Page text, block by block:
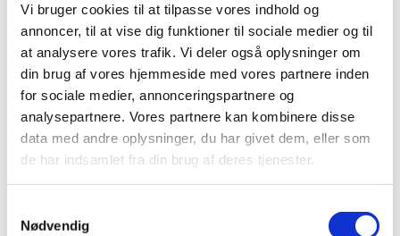
Vi bruger cookies til at tilpasse vores indhold og
annoncer, til at vise dig funktioner til sociale medier og til
at analysere vores trafik. Vi deler også oplysninger om
din brug af vores hjemmeside med vores partnere inden
for sociale medier, annonceringspartnere og
analysepartnere. Vores partnere kan kombinere disse
data med andre oplysninger, du har givet dem, eller som
de har indsamlet fra din brug af deres tjenester.
Nødvendig
13.15-14.00: Jes Fabricius Møller: Religion og politik,
folkekirke og stat fra Grundtvig til K.E. Løgstrup og Hal
Koch
Forholdet mellem stat og kirke kom for alvor på
dagsordenen i kraft af Grundtvigs diskussion med H. N.
Clausen i 1825, og de var begge som medlemmer af den
grundlovgivende rigsforsamling med til at føre